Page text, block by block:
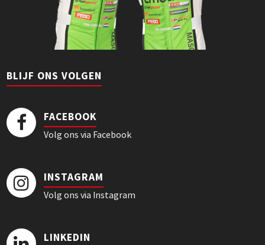
BLIJF ONS VOLGEN
FACEBOOK
Volg ons via Facebook
INSTAGRAM
Volg ons via Instagram
LINKEDIN